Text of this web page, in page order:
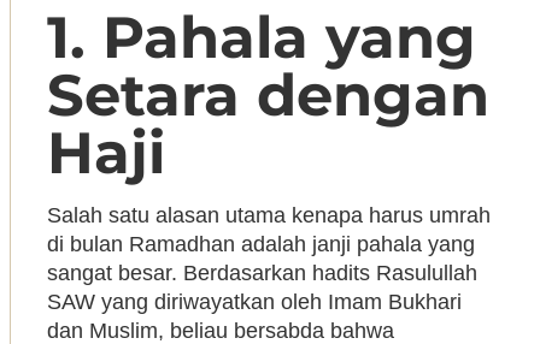
1. Pahala yang
Setara dengan
Haji
Salah satu alasan utama kenapa harus umrah
di bulan Ramadhan adalah janji pahala yang
sangat besar. Berdasarkan hadits Rasulullah
SAW yang diriwayatkan oleh Imam Bukhari
dan Muslim, beliau bersabda bahwa